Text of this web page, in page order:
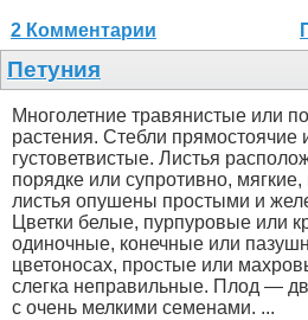
2 Комментарии
Петуния
Многолетние травянистые или
растения. Стебли прямостоячие
густоветвистые. Листья
порядке или супротивно,
листья опушены простыми и
Цветки белые, пурпуровые или
одиночные, конечные или
цветоносах, простые или
слегка неправильные. Плод —
с очень мелкими семенами. ...